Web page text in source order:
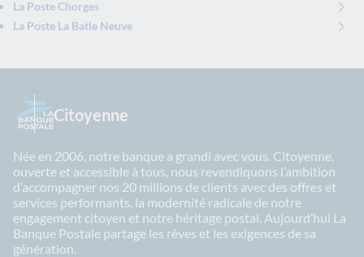
La Poste Chorges
La Poste La Batie Neuve
Citoyenne
Née en 2006, notre banque a grandi avec vous. Citoyenne,
ouverte et accessible à tous, nous revendiquons l’ambition
d’accompagner nos 20 millions de clients avec des offres et
services performants, la modernité radicale de notre
engagement citoyen et notre héritage postal. Aujourd’hui La
Banque Postale partage les rêves et les exigences de sa
génération.